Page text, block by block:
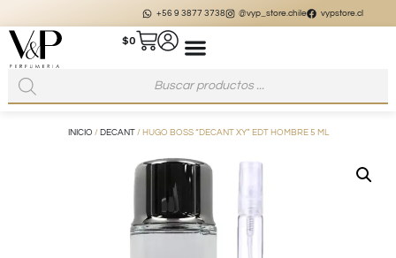
+56 9 3877 3738 @vyp_store.chile vypstore.cl
$0
INICIO / DECANT/ HUGO BOSS “DECANT XY” EDT HOMBRE 5 ML